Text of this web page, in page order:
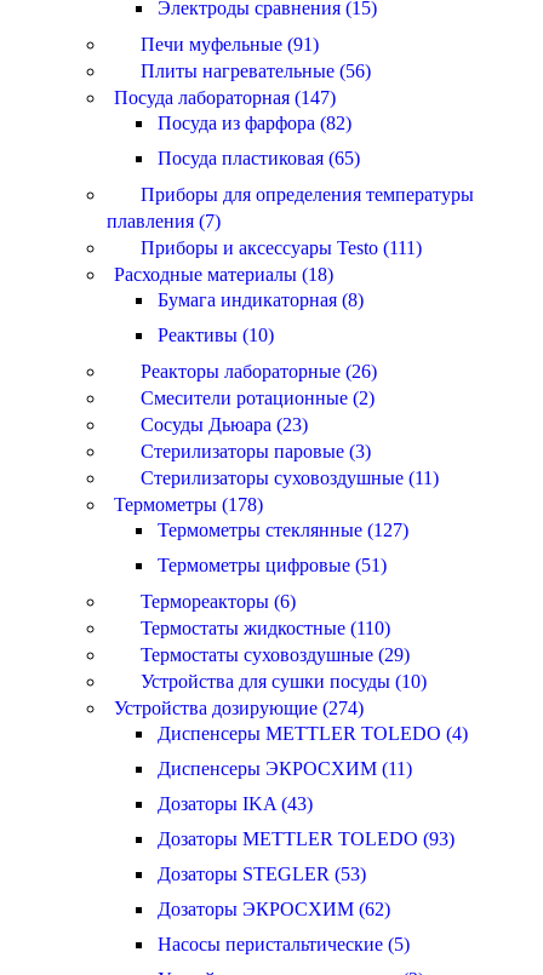
Электроды сравнения (15)
Печи муфельные (91)
Плиты нагревательные (56)
Посуда лабораторная (147)
Посуда из фарфора (82)
Посуда пластиковая (65)
Приборы для определения температуры
плавления (7)
Приборы и аксессуары Testo (111)
Расходные материалы (18)
Бумага индикаторная (8)
Реактивы (10)
Реакторы лабораторные (26)
Смесители ротационные (2)
Сосуды Дьюара (23)
Стерилизаторы паровые (3)
Стерилизаторы суховоздушные (11)
Термометры (178)
Термометры стеклянные (127)
Термометры цифровые (51)
Термореакторы (6)
Термостаты жидкостные (110)
Термостаты суховоздушные (29)
Устройства для сушки посуды (10)
Устройства дозирующие (274)
Диспенсеры METTLER TOLEDO (4)
Диспенсеры ЭКРОСХИМ (11)
Дозаторы IKA (43)
Дозаторы METTLER TOLEDO (93)
Дозаторы STEGLER (53)
Дозаторы ЭКРОСХИМ (62)
Насосы перистальтические (5)